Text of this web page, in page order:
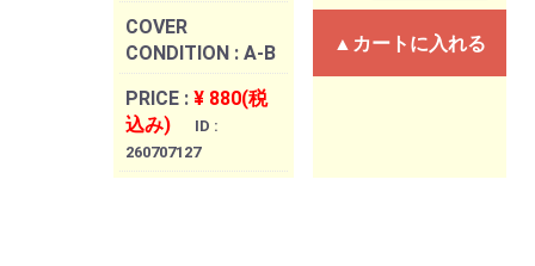
COVER
CONDITION : A-B
PRICE : ¥ 880(税
込み)
ID :
260707127
▲カートに入れる